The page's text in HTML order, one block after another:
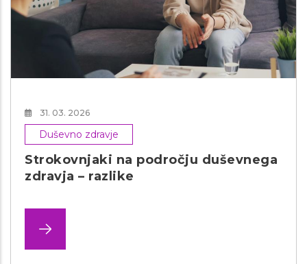
31. 03. 2026
Duševno zdravje
Strokovnjaki na področju duševnega
zdravja – razlike